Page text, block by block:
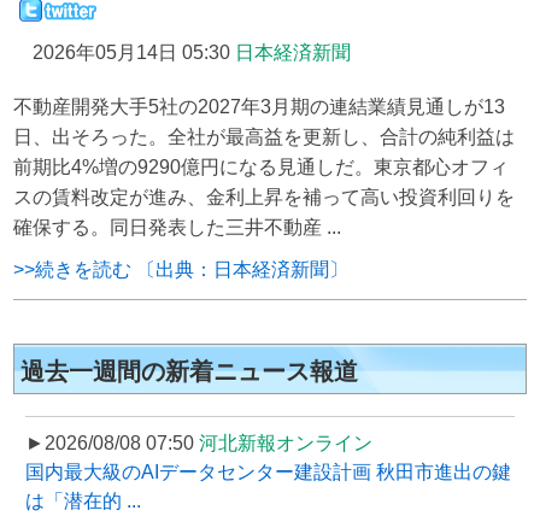
2026年05月14日 05:30 日本経済新聞
不動産開発大手5社の2027年3月期の連結業績見通しが13
日、出そろった。全社が最高益を更新し、合計の純利益は
前期比4%増の9290億円になる見通しだ。東京都心オフィ
スの賃料改定が進み、金利上昇を補って高い投資利回りを
確保する。同日発表した三井不動産 ...
>>続きを読む 〔出典：日本経済新聞〕
過去一週間の新着ニュース報道
►2026/08/08 07:50 河北新報オンライン
国内最大級のAIデータセンター建設計画 秋田市進出の鍵
は「潜在的 ...